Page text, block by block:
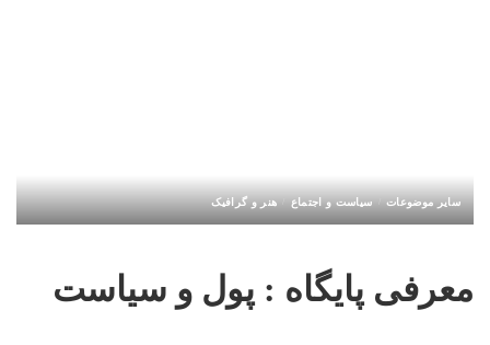
سایر موضوعات سیاست و اجتماع هنر و گرافیک
معرفی پایگاه : پول و سیاست